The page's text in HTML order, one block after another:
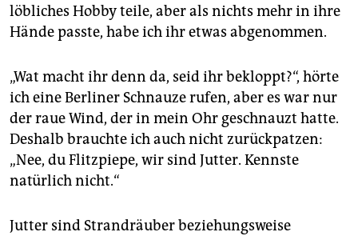
löbliches Hobby teile, aber als nichts mehr in ihre
Hände passte, habe ich ihr etwas abgenommen.
„Wat macht ihr denn da, seid ihr bekloppt?“, hörte
ich eine Berliner Schnauze rufen, aber es war nur
der raue Wind, der in mein Ohr geschnauzt hatte.
Deshalb brauchte ich auch nicht zurückpatzen:
„Nee, du Flitzpiepe, wir sind Jutter. Kennste
natürlich nicht.“
Jutter sind Strandräuber beziehungsweise